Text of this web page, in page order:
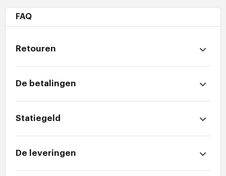
FAQ
Retouren
De betalingen
Statiegeld
De leveringen